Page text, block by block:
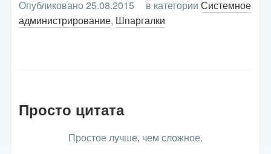
Опубликовано 25.08.2015 в категорииСистемное
администрирование, Шпаргалки
Просто цитата
Простое лучше, чем сложное.